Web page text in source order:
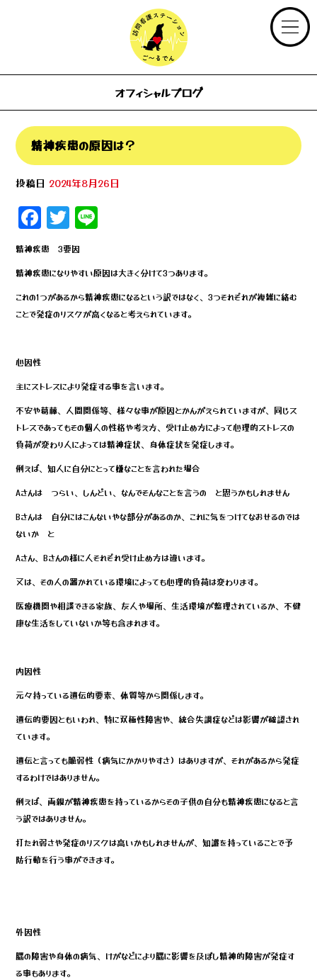
オフィシャルブログ
精神疾患の原因は？
投稿日 2024年8月26日
F
a
c
e
b
k
T
wi
tt
e
r
e
精神疾患 3要因
精神疾患になりやすい原因は大きく分けて3つあります。
これの1つがあるから精神疾患になるという訳ではなく、3つそれぞれが複雑に絡む
ことで発症のリスクが高くなると考えられています。
心因性
主にストレスにより発症する事を言います。
不安や葛藤、人間関係等、様々な事が原因とかんがえられていますが、同じス
トレスであってもその個人の性格や考え方、受け止め方によって心理的ストレスの
負荷が変わり人によっては精神症状、身体症状を発症します。
例えば、知人に自分にとって嫌なことを言われた場合
Aさんは つらい、しんどい、なんでそんなことを言うの と思うかもしれません
Bさんは 自分にはこんないやな部分があるのか、これに気をつけてなおせるのでは
ないか と
Aさん、Bさんの様に人それぞれ受け止め方は違います。
又は、その人の置かれている環境によっても心理的負荷は変わります。
医療機関や相談できる家族、友人や場所、生活環境が整理されているか、不健
康な生活をしていないか等も含まれます。
内因性
元々持っている遺伝的要素、体質等から関係します。
遺伝的要因ともいわれ、特に双極性障害や、統合失調症などは影響が確認され
ています。
遺伝と言っても脆弱性（病気にかかりやすさ）はありますが、それがあるから発症
するわけではありません。
例えば、両親が精神疾患を持っているからその子供の自分も精神疾患になると言
う訳ではありません。
打たれ弱さや発症のリスクは高いかもしれませんが、知識を持っていることで予
防行動を行う事ができます。
外因性
脳の障害や身体の病気、けがなどにより脳に影響を及ぼし精神的障害が発症す
る事もあります。